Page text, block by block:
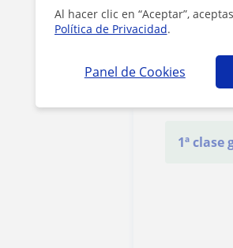
Al hacer clic en “Aceptar”,
Política de Privacidad.
Panel de Cookies
Tarifa
1ª clase